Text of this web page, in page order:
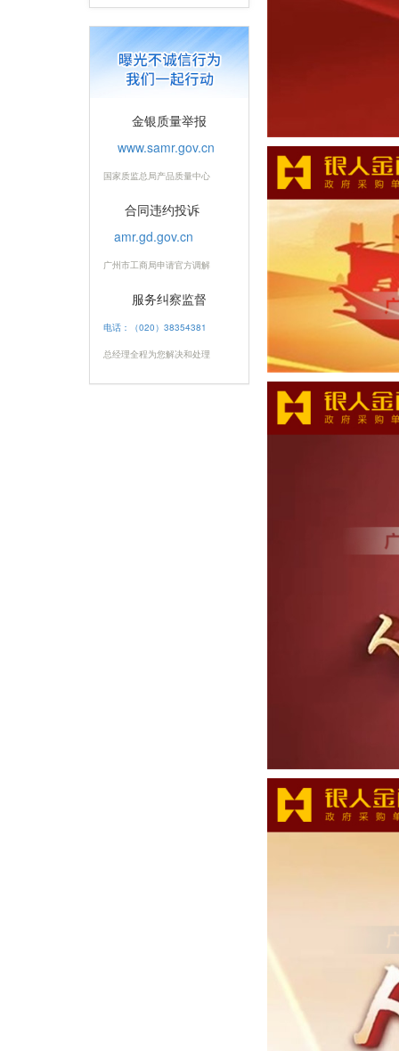
金银质量举报
www.samr.gov.cn
国家质监总局产品质量中心
合同违约投诉
amr.gd.gov.cn
广州市工商局申请官方调解
服务纠察监督
电话：（020）38354381
总经理全程为您解决和处理